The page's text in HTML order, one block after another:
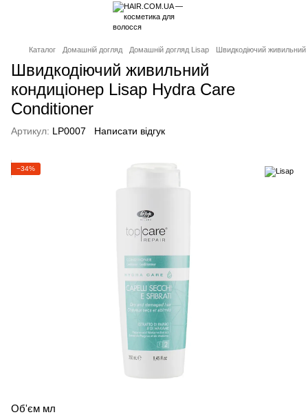
Каталог Домашній догляд Домашній догляд Lisap Швидкодіючий
Швидкодіючий живильний
кондиціонер Lisap Hydra Care
Conditioner
Артикул: LP0007 Написати відгук
−34%
Об'єм мл